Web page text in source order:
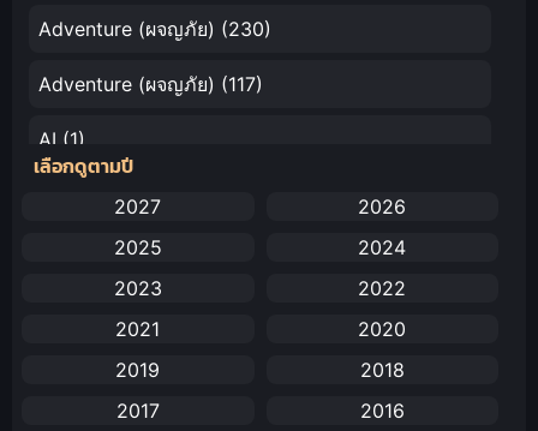
Adventure (ผจญภัย) (230)
Adventure (ผจญภัย) (117)
AI (1)
Amazon Prime
Anal (ประตูหลัง)
(732)
Animation การ์ตูน
Animation อนิเมะ
เลือกดูตามปี
2027
2026
2025
2024
2023
2022
2021
2020
2019
2018
2017
2016